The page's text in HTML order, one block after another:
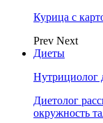
Курица с
Prev Next
Диеты
Нутрициолог
Диетолог
окружность